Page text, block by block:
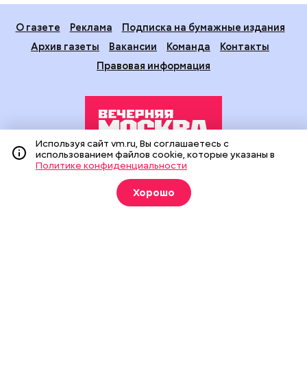
О газете Реклама
Подписка на бумажные издания
Архив газеты
Вакансии Команда
Контакты
Правовая информация
Издание создано при финансовой поддержке Департамента
средств массовой информации и рекламы города Москвы.
На сайте применяются рекомендательные технологии
(информационные технологии предоставления информации
Используя сайт vm.ru, Вы соглашаетесь с
использованием файлов cookie, которые указаны в
Политике конфиденциальности
Хорошо